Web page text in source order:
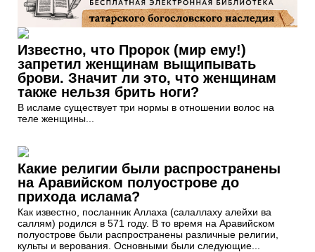
Известно, что Пророк (мир ему!)
запретил женщинам выщипывать
брови. Значит ли это, что женщинам
также нельзя брить ноги?
В исламе существует три нормы в отношении волос на
теле женщины...
Какие религии были распространены
на Аравийском полуострове до
прихода ислама?
Как известно, посланник Аллаха (салаллаху алейхи ва
саллям) родился в 571 году. В то время на Аравийском
полуострове были распространены различные религии,
культы и верования. Основными были следующие...